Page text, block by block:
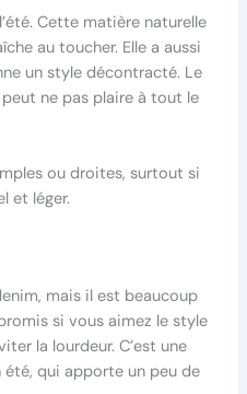
Cette matière naturelle
au toucher. Elle a aussi
un style décontracté. Le
ne pas plaire à tout le
ou droites, surtout si
et léger.
mais il est beaucoup
si vous aimez le style
la lourdeur. C’est une
qui apporte un peu de